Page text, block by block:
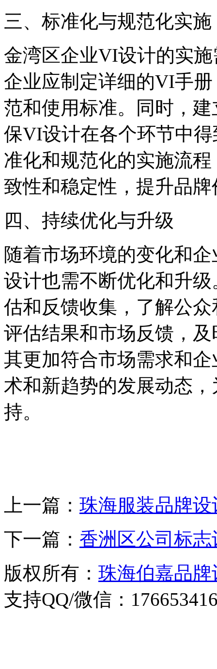
三、标准化与规范化实施
金湾区企业VI设计的实
企业应制定详细的VI手
范和使用标准。同时，
保VI设计在各个环节中
准化和规范化的实施流
致性和稳定性，提升品
四、持续优化与升级
随着市场环境的变化和
设计也需不断优化和升
估和反馈收集，了解公
评估结果和市场反馈，
其更加符合市场需求和
术和新趋势的发展动态
持。
上一篇： 珠海服装品牌
下一篇： 香洲区公司标
版权所有： 珠海伯嘉品
支持QQ/微信：